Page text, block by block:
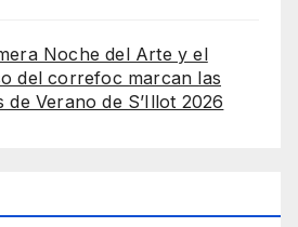
Noche del Arte y el
del correfoc marcan las
de Verano de S’Illot 2026